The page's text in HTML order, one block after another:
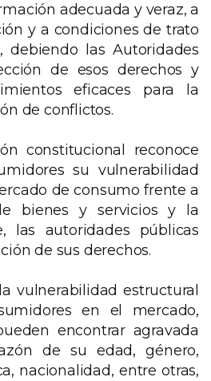
adecuada y veraz, a
y a condiciones de trato
debiendo las Autoridades
de esos derechos y
eficaces para la
de conflictos.
constitucional reconoce
su vulnerabilidad
de consumo frente a
bienes y servicios y la
las autoridades públicas
de sus derechos.
vulnerabilidad estructural
en el mercado,
encontrar agravada
de su edad, género,
nacionalidad, entre otras,